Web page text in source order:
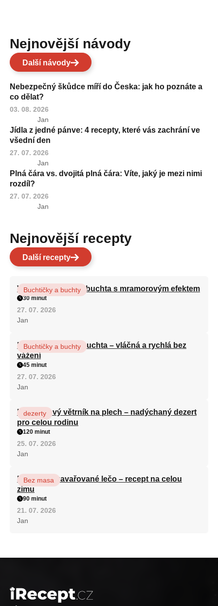
Nejnovější návody
Další návody
Nebezpečný škůdce míří do Česka: jak ho poznáte a
co dělat?
03. 08. 2026
Jan
Jídla z jedné pánve: 4 recepty, které vás zachrání ve
všední den
27. 07. 2026
Jan
Plná čára vs. dvojitá plná čára: Víte, jaký je mezi nimi
rozdíl?
27. 07. 2026
Jan
Nejnovější recepty
Další recepty
Vláčná olejová litá buchta s mramorovým efektem
Buchtičky a buchty
30 minut
27. 07. 2026
Jan
Hrnková maková buchta – vláčná a rychlá bez
vážení
Buchtičky a buchty
45 minut
27. 07. 2026
Jan
Karamelový větrník na plech – nadýchaný dezert
pro celou rodinu
dezerty
120 minut
25. 07. 2026
Jan
Babiččino zavařované lečo – recept na celou
zimu
Bez masa
90 minut
21. 07. 2026
Jan